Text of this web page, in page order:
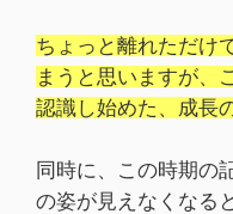
ちょっと離れただけ
まうと思いますが、
認識し始めた、成長
同時に、この時期の
の姿が見えなくなる